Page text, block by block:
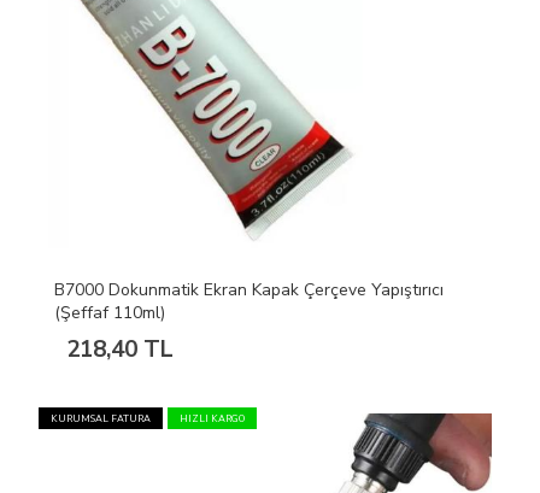
B7000 Dokunmatik Ekran Kapak Çerçeve Yapıştırıcı
(Şeffaf 110ml)
218,40 TL
KURUMSAL FATURA HIZLI KARGO